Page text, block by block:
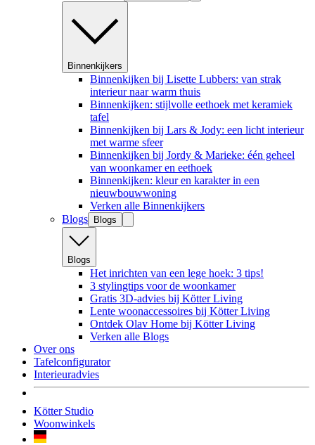
Binnenkijkers
Binnenkijken bij Lisette Lubbers: van strak
interieur naar warm thuis
Binnenkijken: stijlvolle eethoek met keramiek
tafel
Binnenkijken bij Lars & Jody: een licht interieur
met warme sfeer
Binnenkijken bij Jordy & Marieke: één geheel
van woonkamer en eethoek
Binnenkijken: kleur en karakter in een
nieuwbouwwoning
Verken alle Binnenkijkers
Blogs
Blogs
Blogs
Het inrichten van een lege hoek: 3 tips!
3 stylingtips voor de woonkamer
Gratis 3D-advies bij Kötter Living
Lente woonaccessoires bij Kötter Living
Ontdek Olav Home bij Kötter Living
Verken alle Blogs
Over ons
Tafelconfigurator
Interieuradvies
Kötter Studio
Woonwinkels